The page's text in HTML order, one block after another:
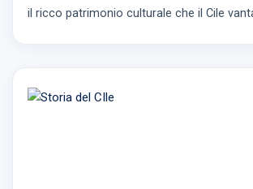
il ricco patrimonio culturale che il Cile